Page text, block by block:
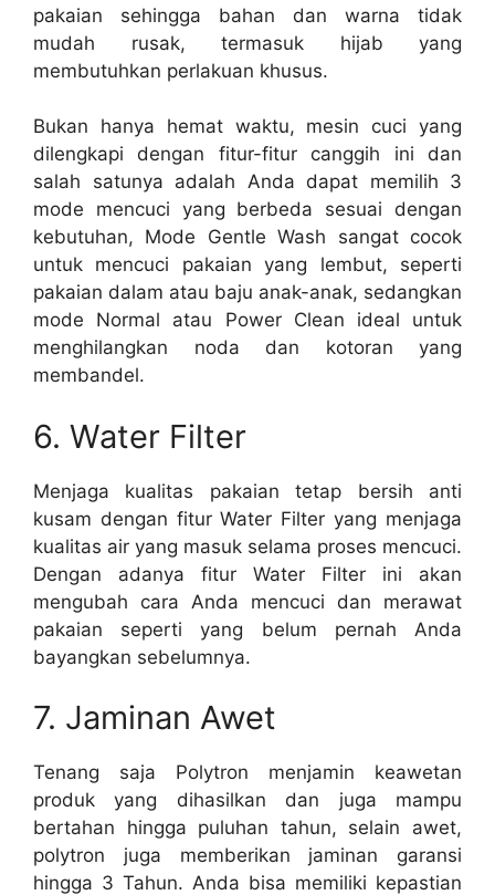
pakaian sehingga bahan dan warna tidak
mudah rusak, termasuk hijab yang
membutuhkan perlakuan khusus.
Bukan hanya hemat waktu, mesin cuci yang
dilengkapi dengan fitur-fitur canggih ini dan
salah satunya adalah Anda dapat memilih 3
mode mencuci yang berbeda sesuai dengan
kebutuhan, Mode Gentle Wash sangat cocok
untuk mencuci pakaian yang lembut, seperti
pakaian dalam atau baju anak-anak, sedangkan
mode Normal atau Power Clean ideal untuk
menghilangkan noda dan kotoran yang
membandel.
6. Water Filter
Menjaga kualitas pakaian tetap bersih anti
kusam dengan fitur Water Filter yang menjaga
kualitas air yang masuk selama proses mencuci.
Dengan adanya fitur Water Filter ini akan
mengubah cara Anda mencuci dan merawat
pakaian seperti yang belum pernah Anda
bayangkan sebelumnya.
7. Jaminan Awet
Tenang saja Polytron menjamin keawetan
produk yang dihasilkan dan juga mampu
bertahan hingga puluhan tahun, selain awet,
polytron juga memberikan jaminan garansi
hingga 3 Tahun. Anda bisa memiliki kepastian